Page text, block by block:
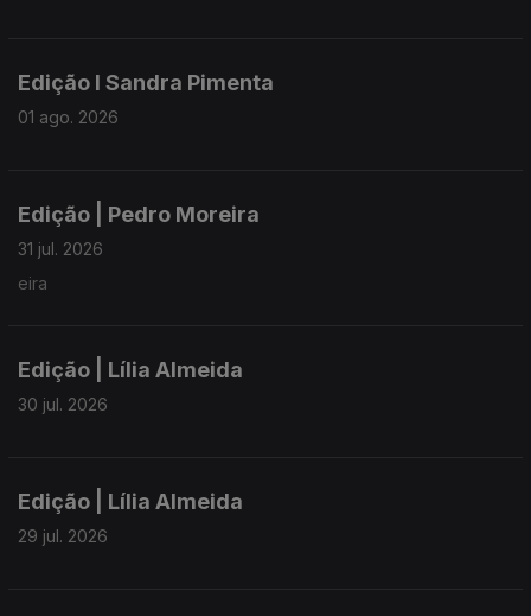
Edição I Sandra Pimenta
01 ago. 2026
Edição | Pedro Moreira
31 jul. 2026
eira
Edição | Lília Almeida
30 jul. 2026
Edição | Lília Almeida
29 jul. 2026